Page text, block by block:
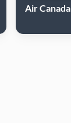
Air Canada